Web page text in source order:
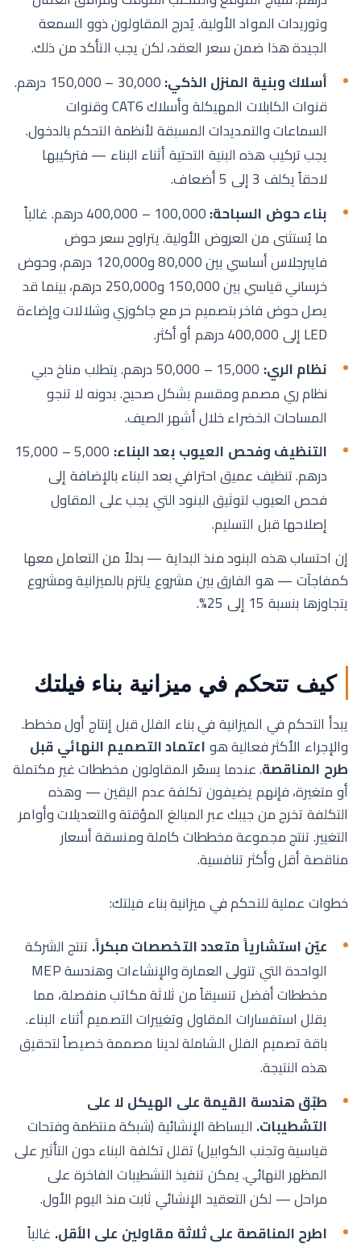
وتوريدات المواد الأولية. يُدرج المقاولون ذوو السمعة
الجيدة هذا ضمن سعر العقد، لكن يجب التأكد من ذلك.
أسلاك وبنية المنزل الذكي:
30,000 – 150,000 درهم.
قنوات الكابلات المهيكلة وأسلاك CAT6 وقنوات
السماعات والتمديدات المسبقة لأنظمة التحكم بالدخول.
يجب تركيب هذه البنية التحتية أثناء البناء — فتركيبها
لاحقاً يكلف 3 إلى 5 أضعاف.
بناء حوض السباحة:
100,000 – 400,000 درهم. غالباً
ما يُستثنى من العروض الأولية. يتراوح سعر حوض
فايبرجلاس أساسي بين 80,000 و120,000 درهم، وحوض
خرساني قياسي بين 150,000 و250,000 درهم، بينما قد
يصل حوض فاخر بتصميم حر مع جاكوزي وشلالات وإضاءة
LED إلى 400,000 درهم أو أكثر.
نظام الري:
15,000 – 50,000 درهم. يتطلب مناخ دبي
نظام ري مصمم ومقسم بشكل صحيح. بدونه لا تنجو
المساحات الخضراء خلال أشهر الصيف.
التنظيف وفحص العيوب بعد البناء:
5,000 – 15,000
درهم. تنظيف عميق احترافي بعد البناء بالإضافة إلى
فحص العيوب لتوثيق البنود التي يجب على المقاول
إصلاحها قبل التسليم.
إن احتساب هذه البنود منذ البداية — بدلاً من التعامل معها
كمفاجآت — هو الفارق بين مشروع يلتزم بالميزانية ومشروع
يتجاوزها بنسبة 15 إلى 25%.
كيف تتحكم في ميزانية بناء فيلتك
يبدأ التحكم في الميزانية في بناء الفلل قبل إنتاج أول مخطط.
والإجراء الأكثر فعالية هواعتماد التصميم النهائي قبل
طرح المناقصة. عندما يسعّر المقاولون مخططات غير مكتملة
أو متغيرة، فإنهم يضيفون تكلفة عدم اليقين — وهذه
التكلفة تخرج من جيبك عبر المبالغ المؤقتة والتعديلات وأوامر
التغيير. تنتج مجموعة مخططات كاملة ومنسقة أسعار
مناقصة أقل وأكثر تنافسية.
خطوات عملية للتحكم في ميزانية بناء فيلتك:
عيّن استشارياً متعدد التخصصات مبكراً. تنتج الشركة
الواحدة التي تتولى العمارة والإنشاءات وهندسة MEP
مخططات أفضل تنسيقاً من ثلاثة مكاتب منفصلة، مما
يقلل استفسارات المقاول وتغييرات التصميم أثناء البناء.
باقة تصميم الفلل الشاملةلدينا مصممة خصيصاً لتحقيق
هذه النتيجة.
طبّق هندسة القيمة على الهيكل لا على
التشطيبات. البساطة الإنشائية (شبكة منتظمة وفتحات
قياسية وتجنب الكوابيل) تقلل تكلفة البناء دون التأثير على
المظهر النهائي. يمكن تنفيذ التشطيبات الفاخرة على
مراحل — لكن التعقيد الإنشائي ثابت منذ اليوم الأول.
اطرح المناقصة على ثلاثة مقاولين على الأقل. غالباً